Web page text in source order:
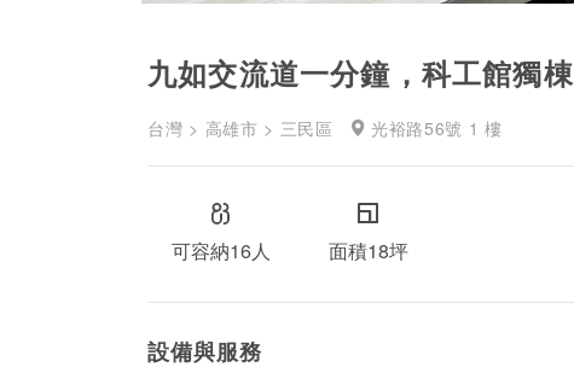
九如交流道一分鐘，科工館獨
台灣 > 高雄市 > 三民區 光裕路56號 1 樓
可容納16人 面積18坪
設備與服務